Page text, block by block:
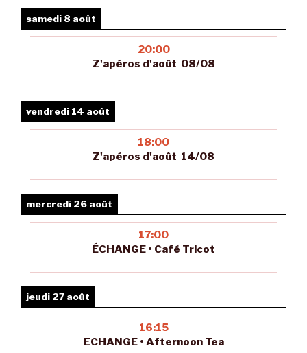
samedi 8 août
20:00
Z'apéros d'août 08/08
vendredi 14 août
18:00
Z'apéros d'août 14/08
mercredi 26 août
17:00
ÉCHANGE • Café Tricot
jeudi 27 août
16:15
ECHANGE • Afternoon Tea